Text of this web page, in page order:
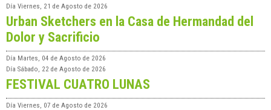
Día Viernes, 21 de Agosto de 2026
Urban Sketchers en la Casa de Hermandad del
Dolor y Sacrificio
Día Martes, 04 de Agosto de 2026
Día Sábado, 22 de Agosto de 2026
FESTIVAL CUATRO LUNAS
Día Viernes, 07 de Agosto de 2026